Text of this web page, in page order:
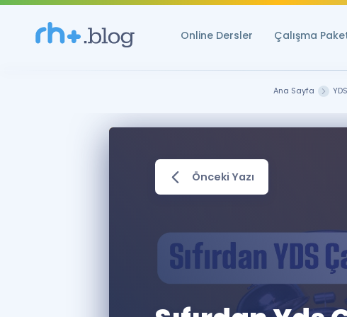
Online Dersler Çalışma
Ana Sayfa
Önceki Yazı